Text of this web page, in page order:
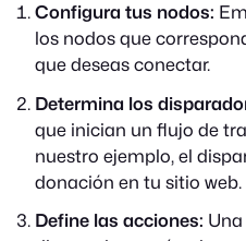
Configura tus nodos:
los nodos que
que deseas conectar.
Determina los
que inician un flujo de
nuestro ejemplo, el
donación en tu sitio web.
Define las acciones: